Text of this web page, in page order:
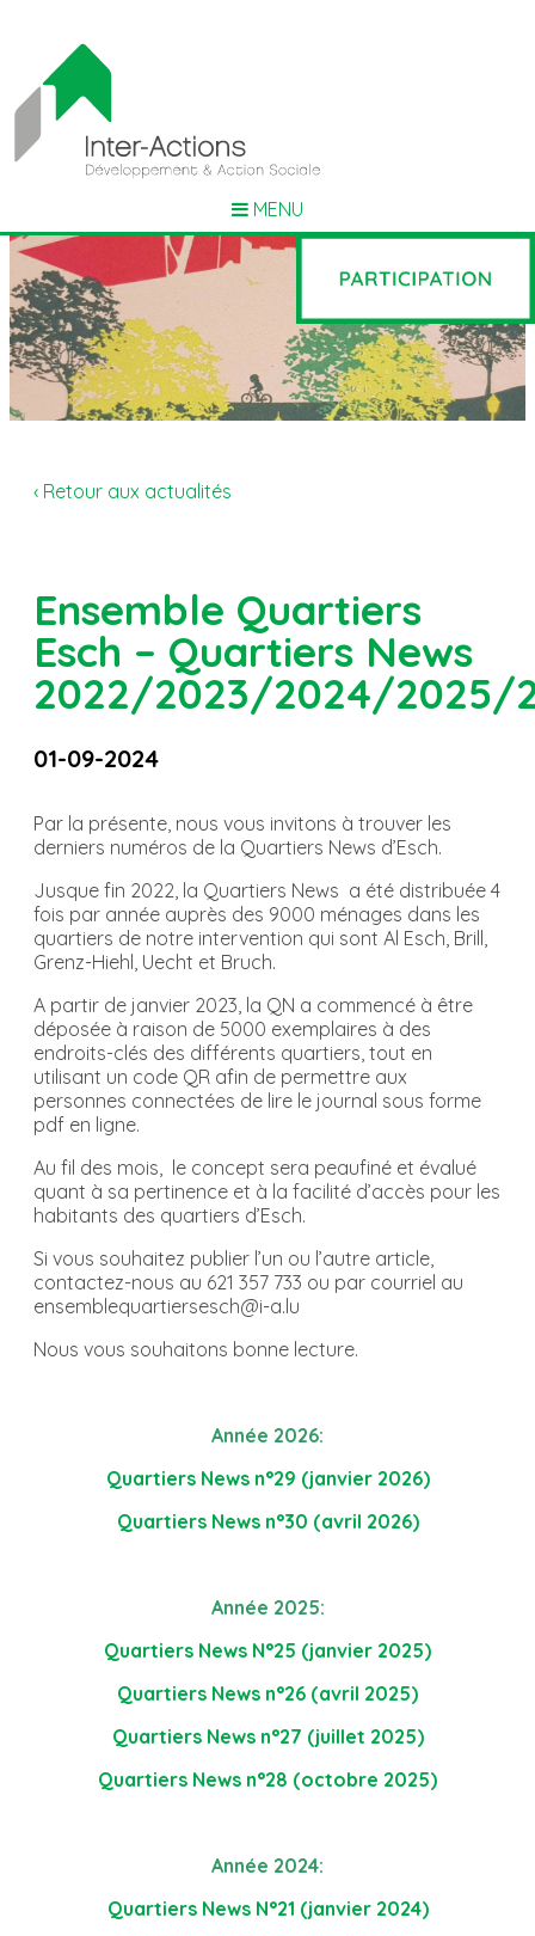
MENU
‹ Retour aux actualités
Ensemble Quartiers
Esch – Quartiers News
2022/2023/2024/2025/
01-09-2024
Par la présente, nous vous invitons à trouver les
derniers numéros de la Quartiers News d’Esch.
Jusque fin 2022, la Quartiers News a été distribuée 4
fois par année auprès des 9000 ménages dans les
quartiers de notre intervention qui sont Al Esch, Brill,
Grenz-Hiehl, Uecht et Bruch.
A partir de janvier 2023, la QN a commencé à être
déposée à raison de 5000 exemplaires à des
endroits-clés des différents quartiers, tout en
utilisant un code QR afin de permettre aux
personnes connectées de lire le journal sous forme
pdf en ligne.
Au fil des mois, le concept sera peaufiné et évalué
quant à sa pertinence et à la facilité d’accès pour les
habitants des quartiers d’Esch.
Si vous souhaitez publier l’un ou l’autre article,
contactez-nous au 621 357 733 ou par courriel au
ensemblequartiersesch@i-a.lu
Nous vous souhaitons bonne lecture.
Année 2026:
Quartiers News n°29 (janvier 2026)
Quartiers News n°30 (avril 2026)
Année 2025:
Quartiers News N°25 (janvier 2025)
Quartiers News n°26 (avril 2025)
Quartiers News n°27 (juillet 2025)
Quartiers News n°28 (octobre 2025)
Année 2024:
Quartiers News N°21 (janvier 2024)